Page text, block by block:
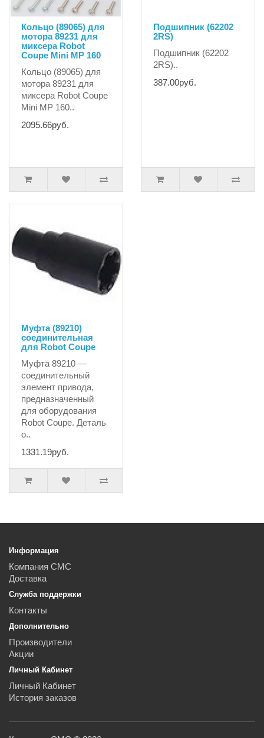
Кольцо (89065) для
мотора 89231 для
миксера Robot
Coupe Mini MP 160
Кольцо (89065) для
мотора 89231 для
миксера Robot Coupe
Mini MP 160..
2095.66руб.
Подшипник (62202
2RS)
Подшипник (62202
2RS)..
387.00руб.
Муфта (89210)
соединительная
для Robot Coupe
Муфта 89210 —
соединительный
элемент привода,
предназначенный
для оборудования
Robot Coupe. Деталь
о..
1331.19руб.
Информация
Компания СМС
Доставка
Служба поддержки
Контакты
Дополнительно
Производители
Акции
Личный Кабинет
Личный Кабинет
История заказов